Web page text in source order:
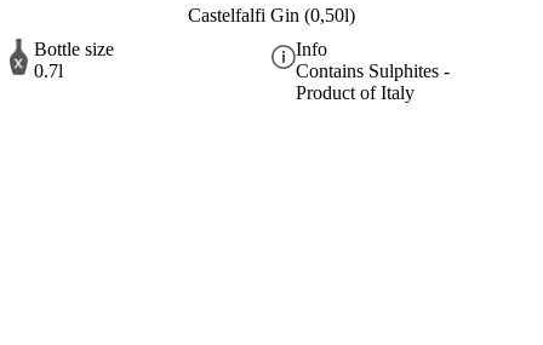
Castelfalfi Gin (0,50l)
Bottle size
0.7l
Info
Contains Sulphites -
Product of Italy